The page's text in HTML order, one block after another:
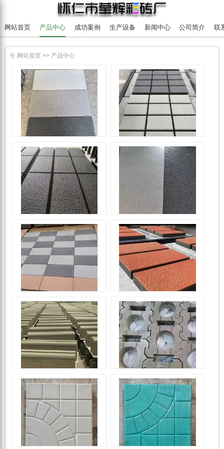
网站首页 产品中心 成功案例 生产设备 新闻中心 公司简介 联
 网站首页 >> 产品中心
PC砖 PC砖
PC砖 PC砖
PC砖 PC砖
护坡连锁砖